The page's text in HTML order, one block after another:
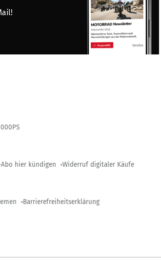
hier kündigen Widerruf digitaler Käufe
Barrierefreiheitserklärung